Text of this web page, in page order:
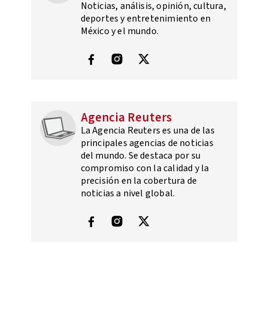
Noticias, análisis, opinión, cultura,
deportes y entretenimiento en
México y el mundo.
Agencia Reuters
La Agencia Reuters es una de las
principales agencias de noticias
del mundo. Se destaca por su
compromiso con la calidad y la
precisión en la cobertura de
noticias a nivel global.